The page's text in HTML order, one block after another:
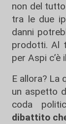
non del
tra le due
danni
prodotti. Al
per Aspi
E allora? La
un aspetto
coda
dibattito